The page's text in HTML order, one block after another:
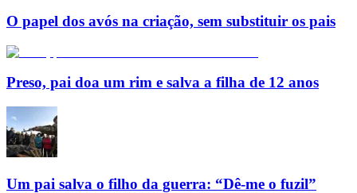
O papel dos avós na criação, sem substituir os pais
Preso, pai doa um rim e salva a filha de 12 anos
Um pai salva o filho da guerra: “Dê-me o fuzil”